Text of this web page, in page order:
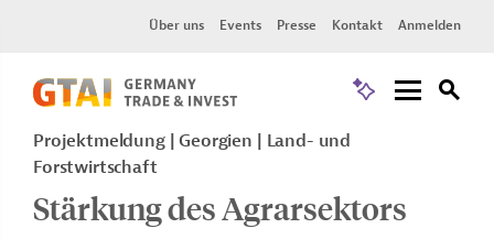
Über uns Events Presse Kontakt Anmelden
Projektmeldung Georgien
Land- und
Forstwirtschaft
Stärkung des Agrarsektors